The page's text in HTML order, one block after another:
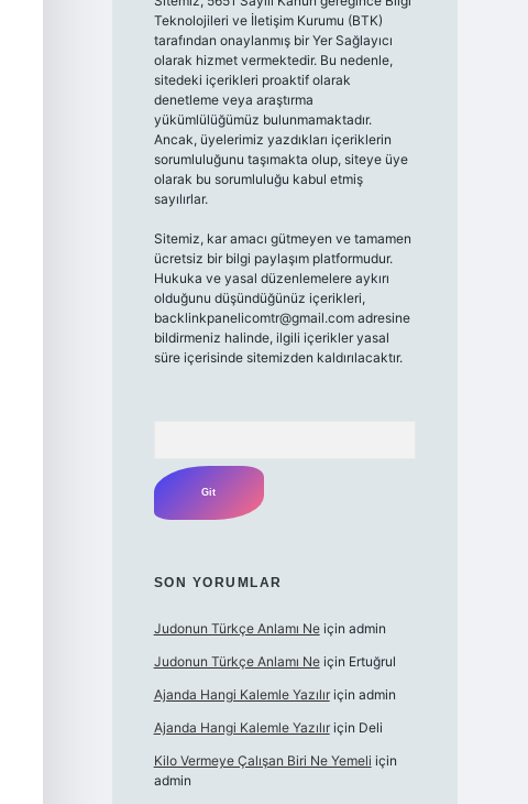
Teknolojileri ve İletişim Kurumu (BTK)
tarafından onaylanmış bir Yer Sağlayıcı
olarak hizmet vermektedir. Bu nedenle,
sitedeki içerikleri proaktif olarak
denetleme veya araştırma
yükümlülüğümüz bulunmamaktadır.
Ancak, üyelerimiz yazdıkları içeriklerin
sorumluluğunu taşımakta olup, siteye üye
olarak bu sorumluluğu kabul etmiş
sayılırlar.
Sitemiz, kar amacı gütmeyen ve tamamen
ücretsiz bir bilgi paylaşım platformudur.
Hukuka ve yasal düzenlemelere aykırı
olduğunu düşündüğünüz içerikleri,
backlinkpanelicomtr@gmail.comadresine
bildirmeniz halinde, ilgili içerikler yasal
süre içerisinde sitemizden kaldırılacaktır.
SON YORUMLAR
Judonun Türkçe Anlamı Neiçin admin
Judonun Türkçe Anlamı Neiçin Ertuğrul
Ajanda Hangi Kalemle Yazılıriçin admin
Ajanda Hangi Kalemle Yazılıriçin Deli
Kilo Vermeye Çalışan Biri Ne Yemeli için
admin